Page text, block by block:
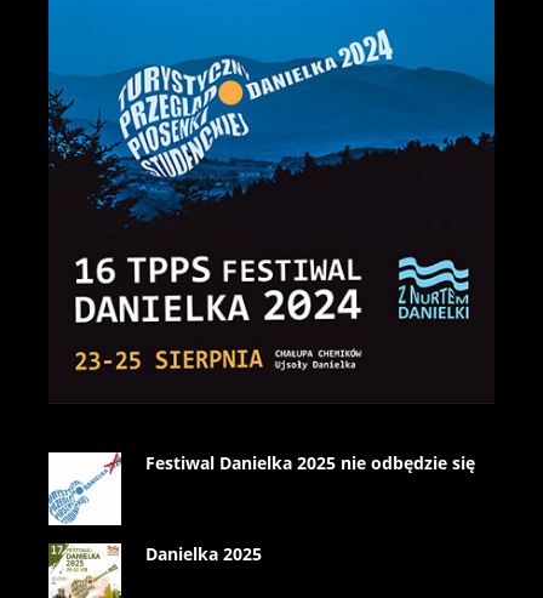
Festiwal Danielka 2025 nie odbędzie się
Danielka 2025